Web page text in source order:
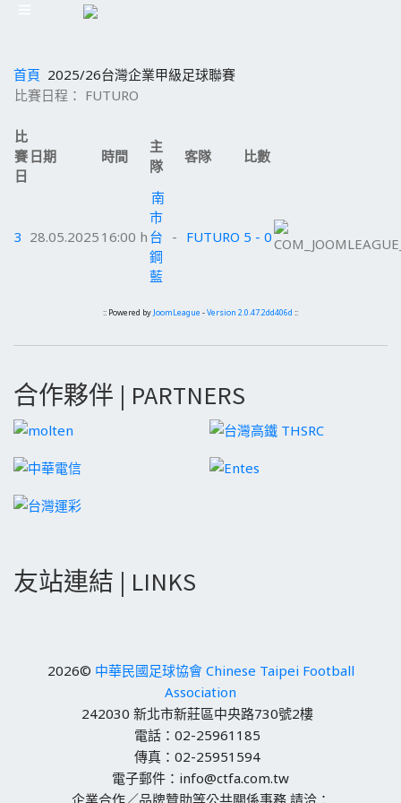
首頁 2025/26台灣企業甲級足球聯賽
比賽日程： FUTURO
比
賽
日
日期 時間
主
隊
客隊 比數
3 28.05.2025 16:00 h
南
市
台
鋼
藍
- FUTURO 5 - 0
:: Powered by JoomLeague -Version 2.0.47.2dd406d ::
合作夥伴 | PARTNERS
友站連結 | LINKS
2026© 中華民國足球協會 Chinese Taipei Football
Association
242030 新北市新莊區中央路730號2樓
電話：02-25961185
傳真：02-25951594
電子郵件：info@ctfa.com.tw
企業合作／品牌贊助等公共關係事務 請洽：